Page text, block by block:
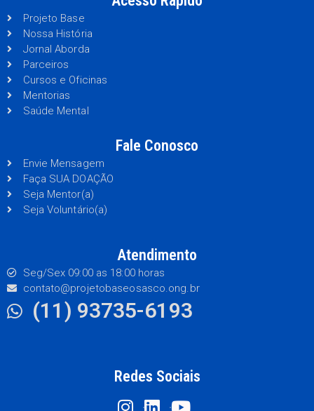
Projeto Base
Nossa História
Jornal Aborda
Parceiros
Cursos e Oficinas
Mentorias
Saúde Mental
Fale Conosco
Envie Mensagem
Faça SUA DOAÇÃO
Seja Mentor(a)
Seja Voluntário(a)
Atendimento
Seg/Sex 09:00 as 18:00 horas
contato@projetobaseosasco.ong.br
(11) 93735-6193
Redes Sociais